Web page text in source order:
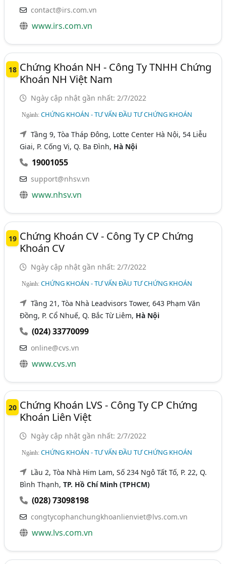
contact@irs.com.vn
www.irs.com.vn
18 Chứng Khoán NH - Công Ty TNHH Chứng
Khoán NH Việt Nam
Ngày cập nhật gần nhất: 2/7/2022
Ngành:CHỨNG KHOÁN - TƯ VẤN ĐẦU TƯ CHỨNG KHOÁN
Tầng 9, Tòa Tháp Đông, Lotte Center Hà Nội, 54 Liễu
Giai, P. Cống Vị, Q. Ba Đình, Hà Nội
19001055
support@nhsv.vn
www.nhsv.vn
19 Chứng Khoán CV - Công Ty CP Chứng
Khoán CV
Ngày cập nhật gần nhất: 2/7/2022
Ngành:CHỨNG KHOÁN - TƯ VẤN ĐẦU TƯ CHỨNG KHOÁN
Tầng 21, Tòa Nhà Leadvisors Tower, 643 Phạm Văn
Đồng, P. Cổ Nhuế, Q. Bắc Từ Liêm, Hà Nội
(024) 33770099
online@cvs.vn
www.cvs.vn
20 Chứng Khoán LVS - Công Ty CP Chứng
Khoán Liên Việt
Ngày cập nhật gần nhất: 2/7/2022
Ngành:CHỨNG KHOÁN - TƯ VẤN ĐẦU TƯ CHỨNG KHOÁN
Lầu 2, Tòa Nhà Him Lam, Số 234 Ngô Tất Tố, P. 22, Q.
Bình Thạnh,TP. Hồ Chí Minh (TPHCM)
(028) 73098198
congtycophanchungkhoanlienviet@lvs.com.vn
www.lvs.com.vn